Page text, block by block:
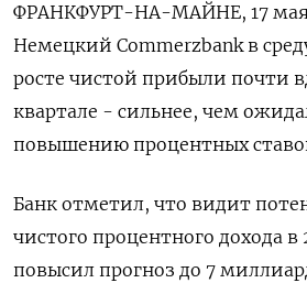
ФРАНКФУРТ-НА-МАЙНЕ, 17
Немецкий Commerzbank в
росте чистой прибыли почти
квартале - сильнее, чем
повышению процентных
Банк отметил, что видит
чистого процентного дохода в
повысил прогноз до 7